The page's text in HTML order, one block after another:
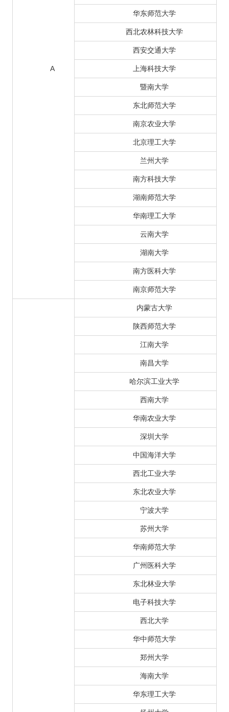
A
华东师范大学
西北农林科技大学
西安交通大学
上海科技大学
暨南大学
东北师范大学
南京农业大学
北京理工大学
兰州大学
南方科技大学
湖南师范大学
华南理工大学
云南大学
湖南大学
南方医科大学
南京师范大学
内蒙古大学
陕西师范大学
江南大学
南昌大学
哈尔滨工业大学
西南大学
华南农业大学
深圳大学
中国海洋大学
西北工业大学
东北农业大学
宁波大学
苏州大学
华南师范大学
广州医科大学
东北林业大学
电子科技大学
西北大学
华中师范大学
郑州大学
海南大学
华东理工大学